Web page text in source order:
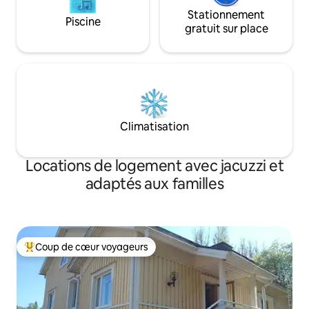
Piscine
Stationnement
gratuit sur place
Climatisation
Locations de logement avec jacuzzi et
adaptés aux familles
Coups de cœur voyageurs les plus appréciés
Coup de cœur voyageurs